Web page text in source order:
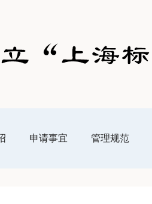
申请事宜 管理规范